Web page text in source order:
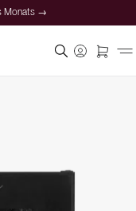
Monats →